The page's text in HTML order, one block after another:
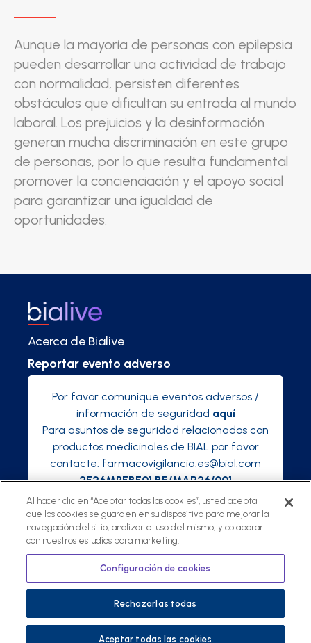
Aunque la mayoría de personas con epilepsia
pueden desarrollar una actividad de trabajo
con normalidad, persisten diferentes
obstáculos que dificultan su entrada al mundo
laboral. Los prejuicios y la desinformación
generan mucha discriminación en este grupo
de personas, por lo que resulta fundamental
promover la concienciación y el apoyo social
para garantizar una igualdad de
oportunidades.
Acerca de Bialive
Reportar evento adverso
Por favor comunique eventos adversos /
información de seguridad aquí
Para asuntos de seguridad relacionados con
productos medicinales de BIAL por favor
contacte: farmacovigilancia.es@bial.com
2E26MPEBE01 BE/MAR26/001
© 2025 Bialive, una plataforma de Bial
Política de privacidad
Términos y condiciones
Al hacer clic en “Aceptar todas las cookies”, usted acepta
que las cookies se guarden en su dispositivo para mejorar la
navegación del sitio, analizar el uso del mismo, y colaborar
con nuestros estudios para marketing.
Configuración de cookies
Rechazarlas todas
Aceptar todas las cookies